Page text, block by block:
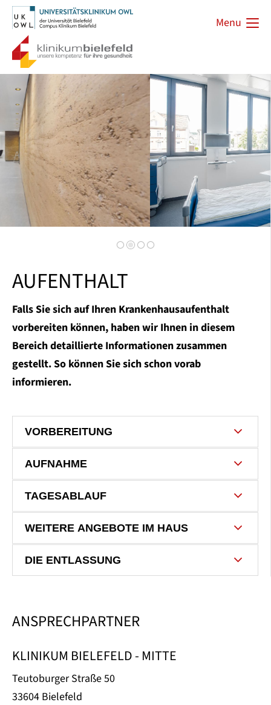
Menu
Zurück Vorwärts
AUFENTHALT
Falls Sie sich auf Ihren Krankenhausaufenthalt
vorbereiten können, haben wir Ihnen in diesem
Bereich detaillierte Informationen zusammen
gestellt. So können Sie sich schon vorab
informieren.
VORBEREITUNG
AUFNAHME
TAGESABLAUF
WEITERE ANGEBOTE IM HAUS
DIE ENTLASSUNG
ANSPRECHPARTNER
KLINIKUM BIELEFELD - MITTE
Teutoburger Straße 50
33604 Bielefeld